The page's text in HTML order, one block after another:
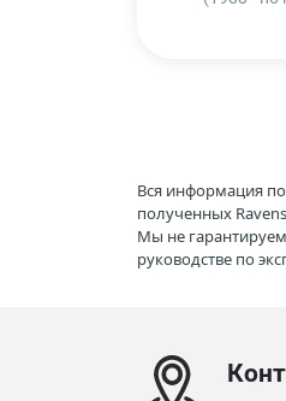
Вся информация
полученных
Мы не
руководстве по